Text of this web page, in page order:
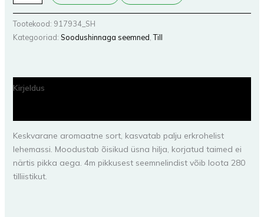
Tootekood: 917934_SH
Kategooriad: Soodushinnaga seemned ,Till
Kirjeldus
Keskvarane aromaatne sort, kasvatab palju erkrohelist
lehemassi. Moodustab õisikud üsna hilja, korjatud taimed ei
närtis pikka aega. 4m pikkusest seemnelindist võib loota 280
tilliistikut.